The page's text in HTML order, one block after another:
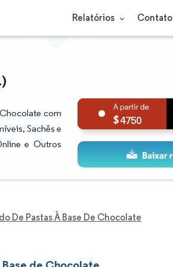
Relatórios Contato
com
Sachês e
e Outros
4750
De Pastas À Base De Chocolate